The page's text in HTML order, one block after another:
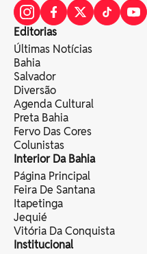
Editorias
Últimas Notícias
Bahia
Salvador
Diversão
Agenda Cultural
Preta Bahia
Fervo Das Cores
Colunistas
Interior Da Bahia
Página Principal
Feira De Santana
Itapetinga
Jequié
Vitória Da Conquista
Institucional